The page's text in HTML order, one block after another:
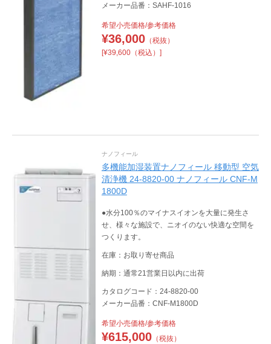
メーカー品番：SAHF-1016
希望小売価格/参考価格
¥36,000（税抜）
[¥39,600（税込）]
ナノフィール
多機能加湿装置ナノフィール 移動型 空気
清浄機 24-8820-00 ナノフィール CNF-M
1800D
●水分100％のマイナスイオンを大量に発生さ
せ、様々な施設で、ニオイのない快適な空間を
つくります。
在庫：お取り寄せ商品
納期：通常21営業日以内に出荷
カタログコード：24-8820-00
メーカー品番：CNF-M1800D
希望小売価格/参考価格
¥615,000（税抜）